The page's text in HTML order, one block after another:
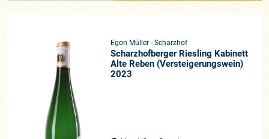
Egon Müller - Scharzhof
Scharzhofberger Riesling Kabinett
Alte Reben (Versteigerungswein)
2023